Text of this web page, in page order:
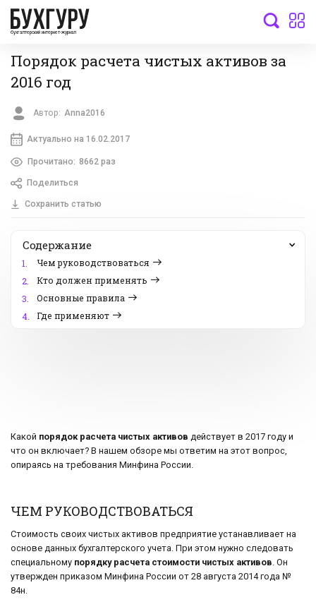
бухгалтерский интернет-журнал
Порядок расчета чистых активов за
2016 год
Автор: Anna2016
Актуально на 16.02.2017
Прочитано: 8662 раз
Поделиться
Сохранить статью
Содержание
1.
Чем руководствоваться
2.
Кто должен применять
3.
Основные правила
4.
Где применяют
Какой порядок расчета чистых активов действует в 2017 году и
что он включает? В нашем обзоре мы ответим на этот вопрос,
опираясь на требования Минфина России.
ЧЕМ РУКОВОДСТВОВАТЬСЯ
Стоимость своих чистых активов предприятие устанавливает на
основе данных бухгалтерского учета. При этом нужно следовать
специальному порядку расчета стоимости чистых активов. Он
утвержден приказом Минфина России от 28 августа 2014 года №
84н.